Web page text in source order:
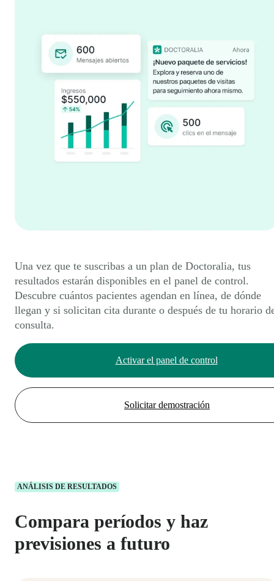
Una vez que te suscribas a un plan de Doctoralia, tus
resultados estarán disponibles en el panel de control.
Descubre cuántos pacientes agendan en línea, de dónde
llegan y si solicitan cita durante o después de tu horario
consulta.
Activar el panel de control
Solicitar demostración
ANÁLISIS DE RESULTADOS
Compara períodos y haz
previsiones a futuro